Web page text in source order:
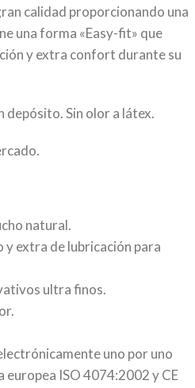
calidad proporcionando una
una forma «Easy-fit» que
y extra confort durante su
depósito. Sin olor a látex.
natural.
extra de lubricación para
ultra finos.
uno por uno
ISO 4074:2002 y CE